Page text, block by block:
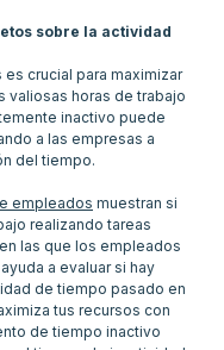
sobre la actividad
crucial para maximizar
valiosas horas de trabajo
inactivo puede
a las empresas a
del tiempo.
empleados muestran si
realizando tareas
las que los empleados
a evaluar si hay
de tiempo pasado en
tus recursos con
de tiempo inactivo